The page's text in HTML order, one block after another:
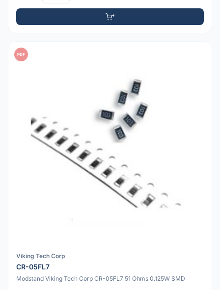
PDF
Viking Tech Corp
CR-05FL7
Modstand Viking Tech Corp CR-05FL7 51 Ohms 0.125W SMD